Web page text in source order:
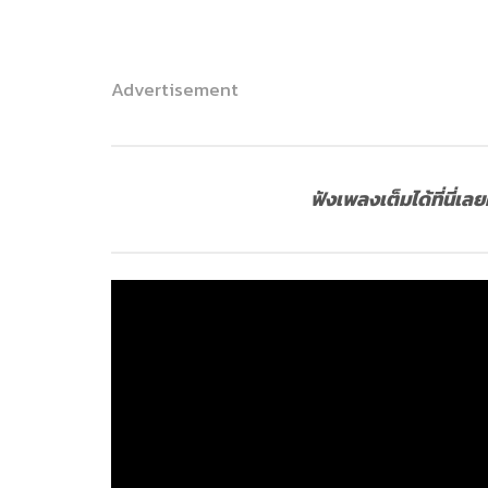
Advertisement
ฟังเพลงเต็มได้ที่นี่เล